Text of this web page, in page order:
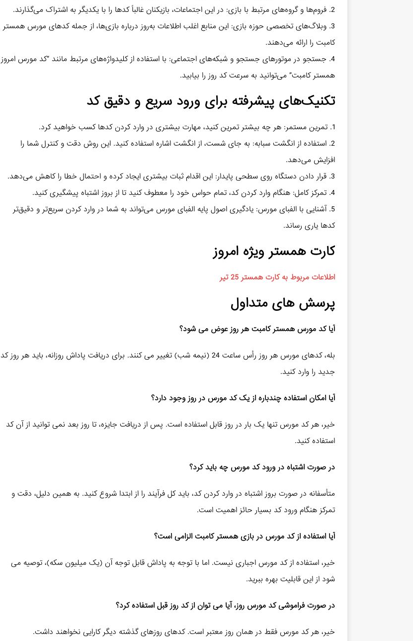
2. فروم‌ها و گروه‌های مرتبط با بازی: در این اجتماعات، بازیکنان غالباً کدها را با یکدیگر به اشتراک می‌گذارند.
3. وبلاگ‌های تخصصی حوزه بازی: این منابع اغلب اطلاعات به‌روز درباره بازی‌ها، از جمله کدهای مورس همستر
کامبت را ارائه می‌دهند.
4. جستجو در موتورهای جستجو و شبکه‌های اجتماعی: با استفاده از کلیدواژه‌های مرتبط مانند “کد مورس امروز
همستر کامبت” می‌توانید به سرعت کد روز را بیابید.
تکنیک‌های پیشرفته برای ورود سریع و دقیق کد
1. تمرین مستمر: هر چه بیشتر تمرین کنید، مهارت بیشتری در وارد کردن کدها کسب خواهید کرد.
2. استفاده از انگشت سبابه: به جای شست، از انگشت اشاره استفاده کنید. این روش دقت و کنترل شما را
افزایش می‌دهد.
3. قرار دادن دستگاه روی سطحی پایدار: این اقدام ثبات بیشتری ایجاد کرده و احتمال خطا را کاهش می‌دهد.
4. تمرکز کامل: هنگام وارد کردن کد، تمام حواس خود را معطوف کنید تا از بروز اشتباه پیشگیری کنید.
5. آشنایی با الفبای مورس: یادگیری اصول پایه الفبای مورس می‌تواند به شما در وارد کردن سریع‌تر و دقیق‌تر
کدها یاری رساند.
کارت همستر ویژه امروز
اطلاعات مربوط به کارت همستر 25 تیر
پرسش‌ های متداول
آیا کد مورس همستر کامبت هر روز عوض می‌ شود؟
بله، کدهای مورس هر روز رأس ساعت 24 (نیمه شب) تغییر می‌ کنند. برای دریافت پاداش روزانه، باید هر روز کد
جدید را وارد کنید.
آیا امکان استفاده چندباره از یک کد مورس در روز وجود دارد؟
خیر، هر کد مورس تنها یک بار در روز قابل استفاده است. پس از دریافت جایزه، تا روز بعد نمی‌ توانید از آن کد
استفاده کنید.
در صورت اشتباه در ورود کد مورس چه باید کرد؟
متأسفانه در صورت بروز اشتباه در وارد کردن کد، باید کل فرآیند را از ابتدا شروع کنید. به همین دلیل، دقت و
تمرکز هنگام ورود کد بسیار حائز اهمیت است.
آیا استفاده از کد مورس در بازی همستر کامبت الزامی است؟
خیر، استفاده از کد مورس اجباری نیست. اما با توجه به پاداش قابل توجه آن (یک میلیون سکه)، توصیه می‌
شود از این قابلیت بهره ببرید.
در صورت فراموشی کد مورس روز، آیا می‌ توان از کد روز قبل استفاده کرد؟
خیر، هر کد مورس فقط در همان روز معتبر است. کدهای روزهای گذشته دیگر کارایی نخواهند داشت.